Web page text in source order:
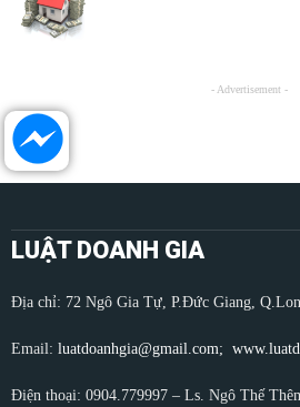
- Advertisement -
LUẬT DOANH GIA
Địa chỉ: 72 Ngô Gia Tự, P.Đức Giang,
Email: luatdoanhgia@gmail.com;
Điện thoại: 0904.779997 – Ls. Ngô Thế